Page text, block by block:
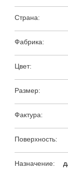
Страна:
Фабрика:
Цвет:
Размер:
Фактура:
Поверхность:
Назначение: